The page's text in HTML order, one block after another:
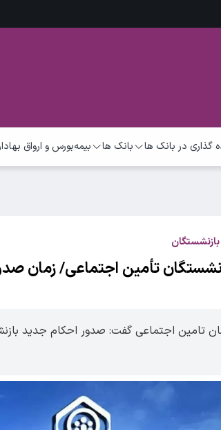
گذاری در بانک ها بانک ها بیمهبورس و ارواق
تأمین اجتماعی/ زمان
تامین اجتماعی گفت: صدور احکام جدید